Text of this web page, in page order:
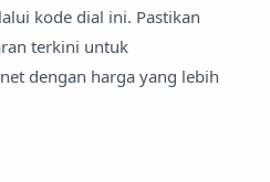
kode dial ini. Pastikan
terkini untuk
dengan harga yang lebih